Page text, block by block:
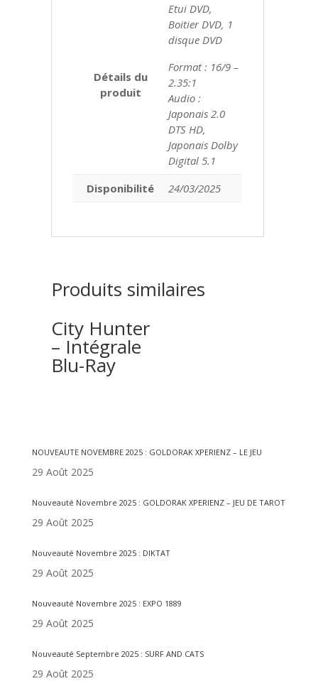
Détails du
produit
Etui DVD,
Boitier DVD, 1
disque DVD
Format : 16/9 –
2.35:1
Audio :
Japonais 2.0
DTS HD,
Japonais Dolby
Digital 5.1
Disponibilité
24/03/2025
Produits similaires
City Hunter
– Intégrale
Blu-Ray
NOUVEAUTE NOVEMBRE 2025 : GOLDORAK XPERIENZ – LE JEU
29 Août 2025
Nouveauté Novembre 2025 : GOLDORAK XPERIENZ – JEU DE TAROT
29 Août 2025
Nouveauté Novembre 2025 : DIKTAT
29 Août 2025
Nouveauté Novembre 2025 : EXPO 1889
29 Août 2025
Nouveauté Septembre 2025 : SURF AND CATS
29 Août 2025